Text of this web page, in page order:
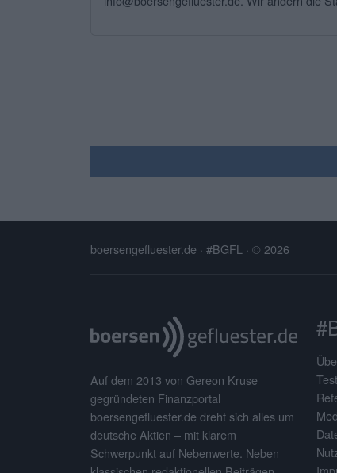
boersengefluester.de · #BGFL · © 2026
Auf dem 2013 von Gereon Kruse
gegründeten Finanzportal
boersengefluester.de dreht sich alles um
deutsche Aktien – mit klarem
Schwerpunkt auf Nebenwerte. Neben